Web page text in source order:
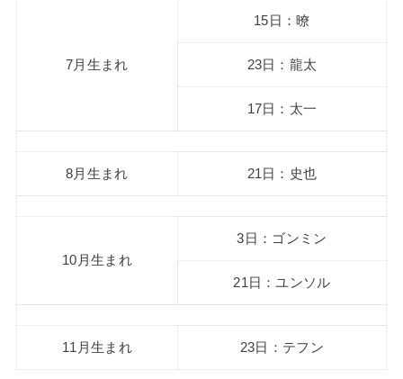
7月生まれ
15日：暸
23日：龍太
17日：太一
8月生まれ 21日：史也
10月生まれ
3日：ゴンミン
21日：ユンソル
11月生まれ 23日：テフン